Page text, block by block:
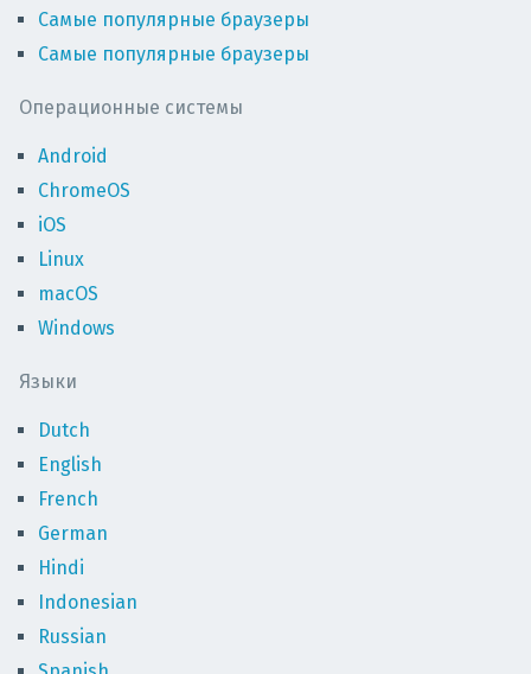
Самые популярные браузеры
Самые популярные браузеры
Операционные системы
Android
ChromeOS
iOS
Linux
macOS
Windows
Языки
Dutch
English
French
German
Hindi
Indonesian
Russian